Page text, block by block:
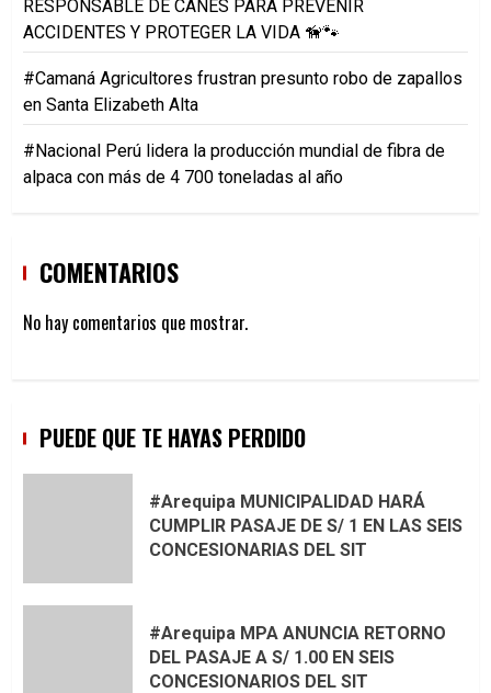
RESPONSABLE DE CANES PARA PREVENIR
ACCIDENTES Y PROTEGER LA VIDA 🦮🐾
#Camaná Agricultores frustran presunto robo de zapallos
en Santa Elizabeth Alta
#Nacional Perú lidera la producción mundial de fibra de
alpaca con más de 4 700 toneladas al año
COMENTARIOS
No hay comentarios que mostrar.
PUEDE QUE TE HAYAS PERDIDO
#Arequipa MUNICIPALIDAD HARÁ
CUMPLIR PASAJE DE S/ 1 EN LAS SEIS
CONCESIONARIAS DEL SIT
#Arequipa MPA ANUNCIA RETORNO
DEL PASAJE A S/ 1.00 EN SEIS
CONCESIONARIOS DEL SIT